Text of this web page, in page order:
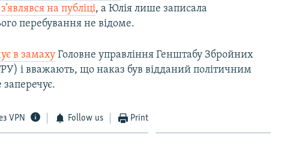
на публіці, а Юлія лише записала
перебування не відоме.
в замаху Головне управління Генштабу Збройних
і вважають, що наказ був відданий політичним
заперечує.
VPN Follow us Print